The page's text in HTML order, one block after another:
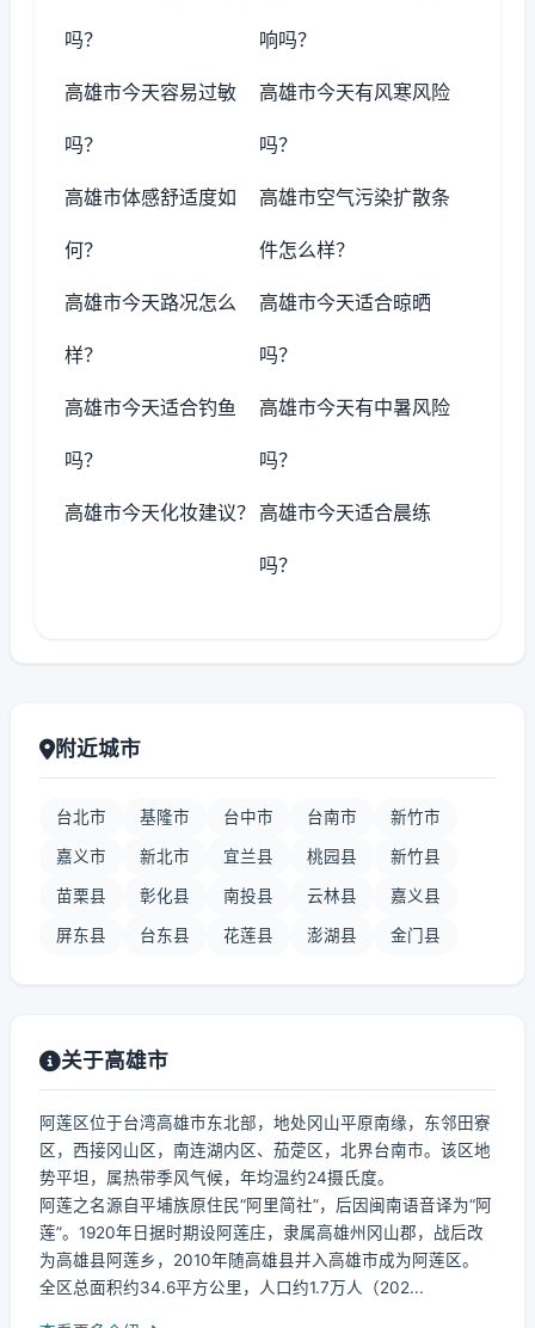
吗？ 响吗？
高雄市今天容易过敏
吗？
高雄市今天有风寒风险
吗？
高雄市体感舒适度如
何？
高雄市空气污染扩散条
件怎么样？
高雄市今天路况怎么
样？
高雄市今天适合晾晒
吗？
高雄市今天适合钓鱼
吗？
高雄市今天有中暑风险
吗？
高雄市今天化妆建议？ 高雄市今天适合晨练
吗？
附近城市
台北市 基隆市 台中市 台南市 新竹市
嘉义市 新北市 宜兰县 桃园县 新竹县
苗栗县 彰化县 南投县 云林县 嘉义县
屏东县 台东县 花莲县 澎湖县 金门县
关于高雄市
阿莲区位于台湾高雄市东北部，地处冈山平原南缘，东邻田寮
区，西接冈山区，南连湖内区、茄萣区，北界台南市。该区地
势平坦，属热带季风气候，年均温约24摄氏度。
阿莲之名源自平埔族原住民“阿里简社”，后因闽南语音译为“阿
莲”。1920年日据时期设阿莲庄，隶属高雄州冈山郡，战后改
为高雄县阿莲乡，2010年随高雄县并入高雄市成为阿莲区。
全区总面积约34.6平方公里，人口约1.7万人（202...